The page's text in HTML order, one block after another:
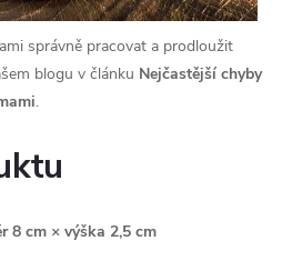
správně pracovat a prodloužit
blogu v článku Nejčastější chyby
.
8 cm × výška 2,5 cm